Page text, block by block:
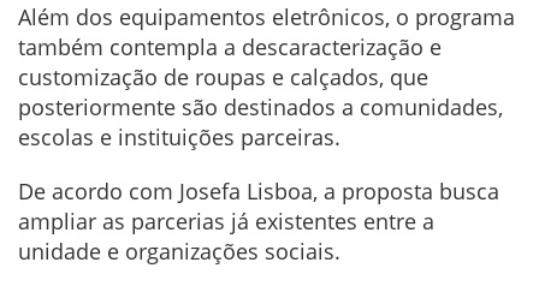
Além dos equipamentos eletrônicos, o programa
também contempla a descaracterização e
customização de roupas e calçados, que
posteriormente são destinados a comunidades,
escolas e instituições parceiras.
De acordo com Josefa Lisboa, a proposta busca
ampliar as parcerias já existentes entre a
unidade e organizações sociais.